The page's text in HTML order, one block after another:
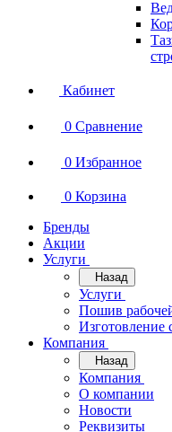
Кабинет
0 Сравнение
0 Избранное
0 Корзина
Бренды
Акции
Услуги
Назад
Услуги
Пошив
Изготовление
Компания
Назад
Компания
О компании
Новости
Реквизиты